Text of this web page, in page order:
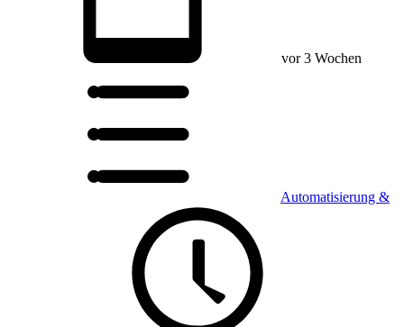
vor 3 Wochen
Automatisierung &